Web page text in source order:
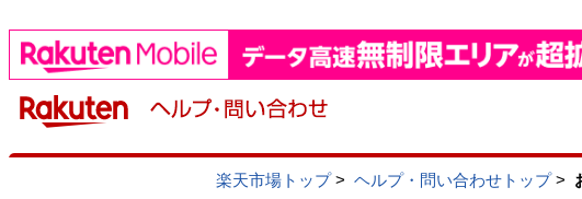
楽天市場トップ> ヘルプ・問い合わせトップ>